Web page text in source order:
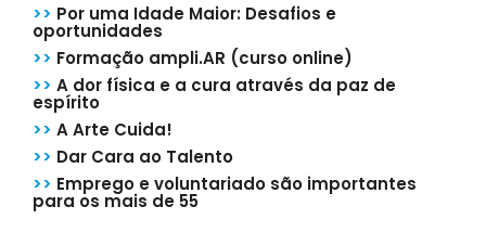
>> Por uma Idade Maior: Desafios e
oportunidades
>> Formação ampli.AR (curso online)
>> A dor física e a cura através da paz de
espírito
>> A Arte Cuida!
>> Dar Cara ao Talento
>> Emprego e voluntariado são importantes
para os mais de 55